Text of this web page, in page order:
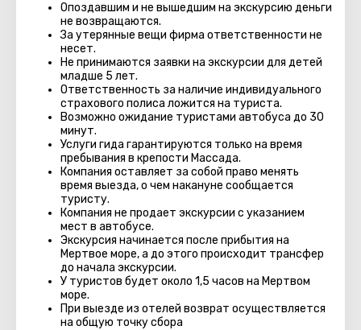
Опоздавшим и не вышедшим на экскурсию деньги
не возвращаются.
За утерянные вещи фирма ответственности не
несет.
Не принимаются заявки на экскурсии для детей
младше 5 лет.
Ответственность за наличие индивидуального
страхового полиса ложится на туриста.
Возможно ожидание туристами автобуса до 30
минут.
Услуги гида гарантируются только на время
пребывания в крепости Массада.
Компания оставляет за собой право менять
время выезда, о чем накануне сообщается
туристу.
Компания не продает экскурсии с указанием
мест в автобуcе.
Экскурсия начинается после прибытия на
Мертвое море, а до этого происходит трансфер
до начала экскурсии.
У туристов будет около 1,5 часов на Мертвом
море.
При выезде из отелей возврат осуществляется
на общую точку сбора